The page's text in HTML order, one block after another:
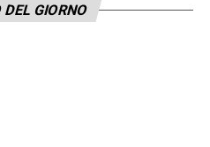
DEL GIORNO